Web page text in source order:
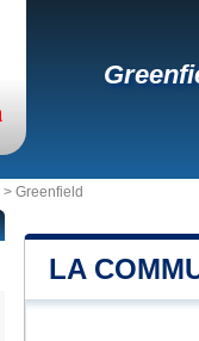
> Greenfield
LA